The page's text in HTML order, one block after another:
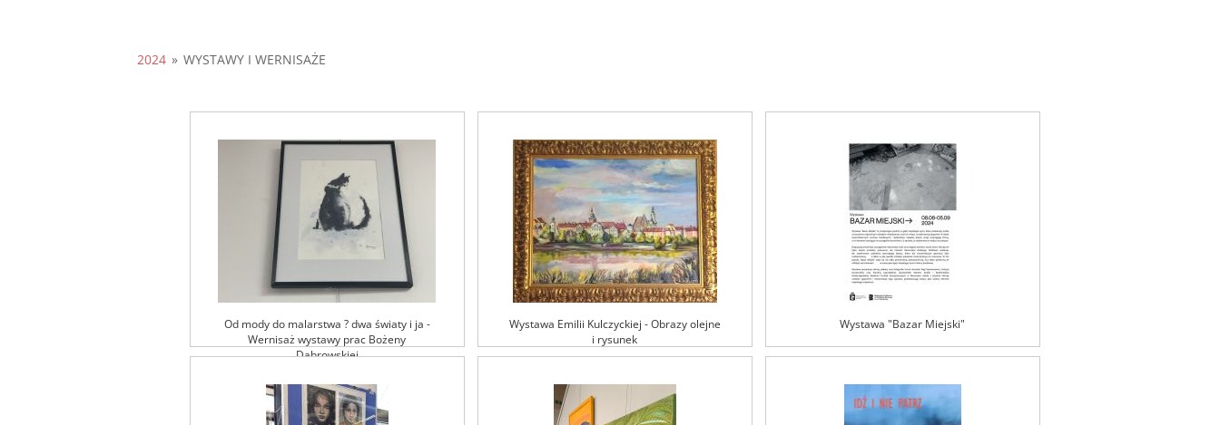
2024 » WYSTAWY I WERNISAŻE
Od mody do malarstwa ? dwa światy i ja -
Wernisaż wystawy prac Bożeny
Dąbrowskiej
Wystawa Emilii Kulczyckiej - Obrazy olejne
i rysunek
Wystawa "Bazar Miejski"